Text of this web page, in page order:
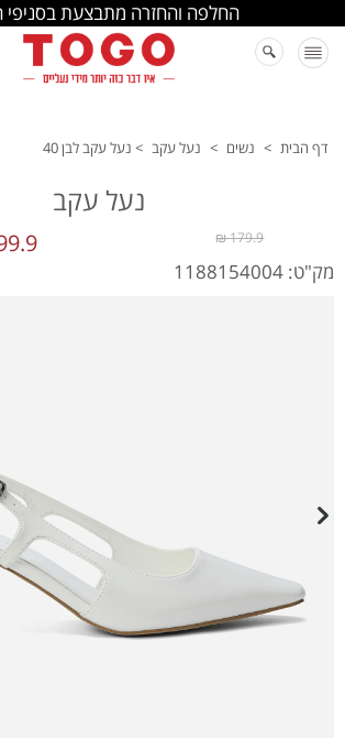
החלפה והחזרה מתבצעת
דף הבית > נשים > נעל עקב > נעל עקב לבן 40
נעל עקב
₪ 179.9 ₪
מק"ט: 1188154004